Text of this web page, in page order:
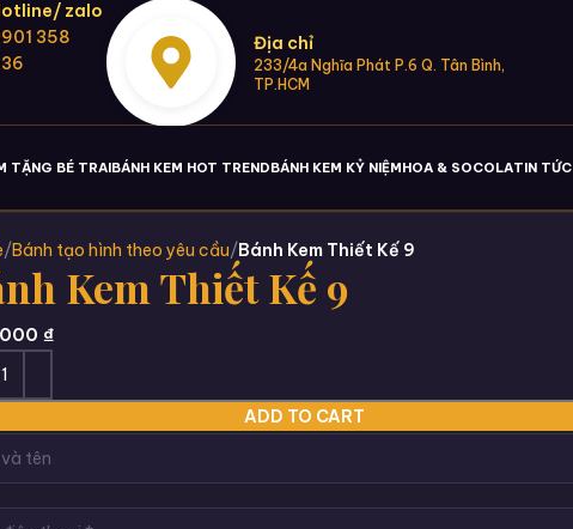
zalo
358
Địa chỉ
233/4a Nghĩa Phát P.6 Q. Tân Bình,
TP.HCM
TẶNG BÉ TRAIBÁNH KEM HOT TRENDBÁNH KEM KỶ NIỆMHOA & SOCOLATIN TỨC
Bánh tạo hình theo yêu cầu Bánh Kem Thiết Kế 9
Kem Thiết Kế 9
₫
ADD TO CART